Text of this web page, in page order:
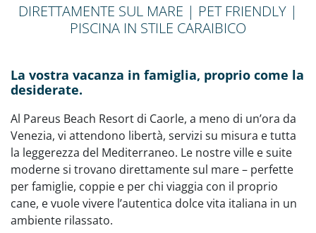
DIRETTAMENTE SUL MARE | PET FRIENDLY |
PISCINA IN STILE CARAIBICO
La vostra vacanza in famiglia, proprio come la
desiderate.
Al Pareus Beach Resort di Caorle, a meno di un’ora da
Venezia, vi attendono libertà, servizi su misura e tutta
la leggerezza del Mediterraneo. Le nostre ville e suite
moderne si trovano direttamente sul mare – perfette
per famiglie, coppie e per chi viaggia con il proprio
cane, e vuole vivere l’autentica dolce vita italiana in un
ambiente rilassato.